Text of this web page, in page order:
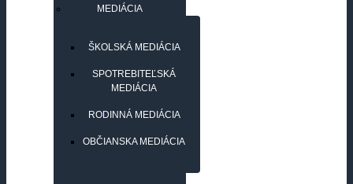
MEDIÁCIA
ŠKOLSKÁ MEDIÁCIA
SPOTREBITEĽSKÁ
MEDIÁCIA
RODINNÁ MEDIÁCIA
OBČIANSKA MEDIÁCIA